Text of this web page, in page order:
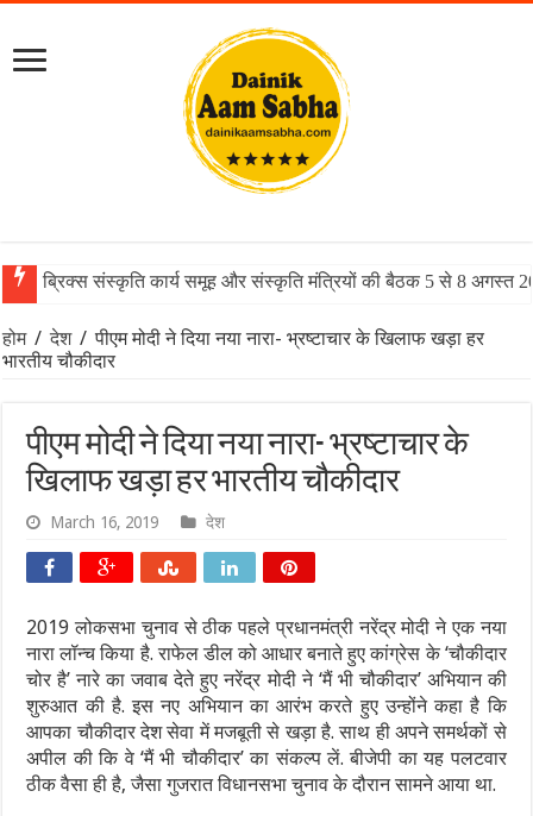
ब्रिक्स संस्कृति कार्य समूह और संस्कृति मंत्रियों की बैठक 5 से 8 अगस्त
होम / देश / पीएम मोदी ने दिया नया नारा- भ्रष्टाचार के खिलाफ खड़ा हर
भारतीय चौकीदार
पीएम मोदी ने दिया नया नारा- भ्रष्टाचार के
खिलाफ खड़ा हर भारतीय चौकीदार
March 16, 2019 देश
2019 लोकसभा चुनाव से ठीक पहले प्रधानमंत्री नरेंद्र मोदी ने एक नया
नारा लॉन्च किया है. राफेल डील को आधार बनाते हुए कांग्रेस के ‘चौकीदार
चोर है’ नारे का जवाब देते हुए नरेंद्र मोदी ने ‘मैं भी चौकीदार’ अभियान की
शुरुआत की है. इस नए अभियान का आरंभ करते हुए उन्होंने कहा है कि
आपका चौकीदार देश सेवा में मजबूती से खड़ा है. साथ ही अपने समर्थकों से
अपील की कि वे ‘मैं भी चौकीदार’ का संकल्प लें. बीजेपी का यह पलटवार
ठीक वैसा ही है, जैसा गुजरात विधानसभा चुनाव के दौरान सामने आया था.